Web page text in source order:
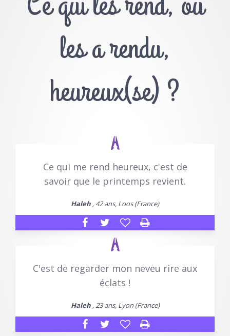
les a rendu,
heureux(se) ?
Ce qui me rend heureux, c'est de
savoir que le printemps revient.
Haleh , 42 ans, Loos (France)
C'est de regarder mon neveu rire aux
éclats !
Haleh, 23 ans, Lyon (France)